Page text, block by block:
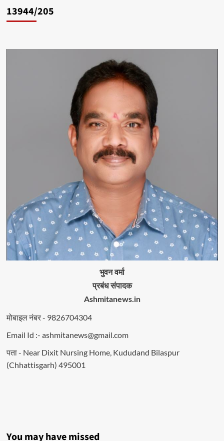
13944/205
भुवन वर्मा
प्रबंध संपादक
Ashmitanews.in
मोबाइल नंबर - 9826704304
Email Id :- ashmitanews@gmail.com
पता - Near Dixit Nursing Home, Kududand Bilaspur
(Chhattisgarh) 495001
You may have missed